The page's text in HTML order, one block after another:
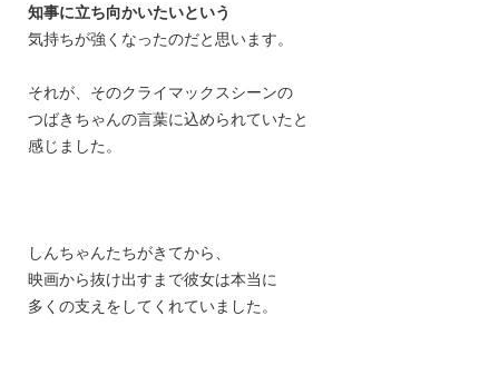
知事に立ち向かいたいという
気持ちが強くなったのだと思います。
それが、そのクライマックスシーンの
つばきちゃんの言葉に込められていたと
感じました。
しんちゃんたちがきてから、
映画から抜け出すまで彼女は本当に
多くの支えをしてくれていました。